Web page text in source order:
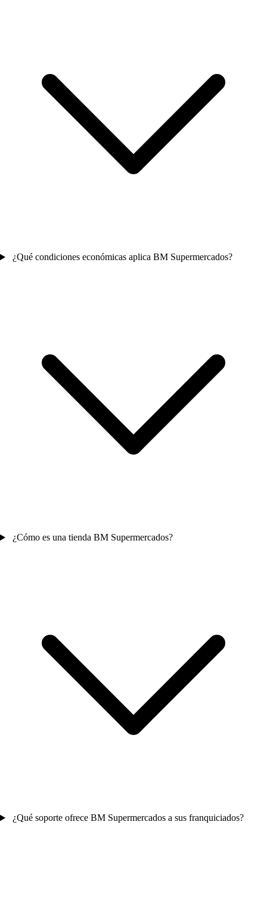
¿Qué condiciones económicas aplica BM Supermercados?
¿Cómo es una tienda BM Supermercados?
¿Qué soporte ofrece BM Supermercados a sus franquiciados?